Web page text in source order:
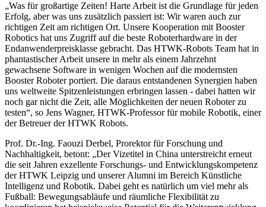
„Was für großartige Zeiten! Harte Arbeit ist die Grundlage für jeden
Erfolg, aber was uns zusätzlich passiert ist: Wir waren auch zur
richtigen Zeit am richtigen Ort. Unsere Kooperation mit Booster
Robotics hat uns Zugriff auf die beste Roboterhardware in der
Endanwenderpreisklasse gebracht. Das HTWK-Robots Team hat in
phantastischer Arbeit unsere in mehr als einem Jahrzehnt
gewachsene Software in wenigen Wochen auf die modernsten
Booster Roboter portiert. Die daraus entstandenen Synergien haben
uns weltweite Spitzenleistungen erbringen lassen - dabei hatten wir
noch gar nicht die Zeit, alle Möglichkeiten der neuen Roboter zu
testen“, so Jens Wagner, HTWK-Professor für mobile Robotik, einer
der Betreuer der HTWK Robots.
Prof. Dr.-Ing. Faouzi Derbel, Prorektor für Forschung und
Nachhaltigkeit, betont: „Der Vizetitel in China unterstreicht erneut
die seit Jahren exzellente Forschungs- und Entwicklungskompetenz
der HTWK Leipzig und unserer Alumni im Bereich Künstliche
Intelligenz und Robotik. Dabei geht es natürlich um viel mehr als
Fußball: Bewegungsabläufe und räumliche Flexibilität zu